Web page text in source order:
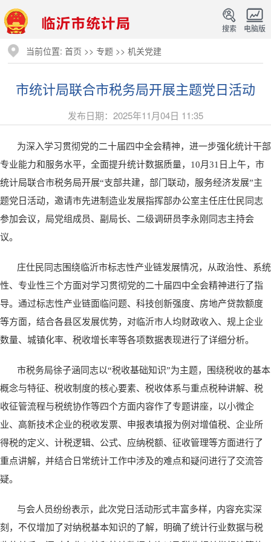
电脑版
搜索
当前位置:首页 >>专题 >>机关党建
市统计局联合市税务局开展主题党日活动
发布日期：2025年11月04日 11:35
为深入学习贯彻党的二十届四中全会精神，进一步强化统计干部
专业能力和服务水平，全面提升统计数据质量，10月31日上午，市
统计局联合市税务局开展“支部共建，部门联动，服务经济发展”主
题党日活动，邀请市先进制造业发展指挥部办公室主任庄仕民同志
参加会议，局党组成员、副局长、二级调研员李永刚同志主持会
议。
庄仕民同志围绕临沂市标志性产业链发展情况，从政治性、系统
性、专业性三个方面对学习贯彻党的二十届四中全会精神进行了指
导。通过标志性产业链面临问题、科技创新强度、房地产贷款额度
等方面，结合各县区发展优势，对临沂市人均财政收入、规上企业
数量、城镇化率、税收增长率等各项数据表现进行了详细分析。
市税务局徐子涵同志以“税收基础知识”为主题，围绕税收的基本
概念与特征、税收制度的核心要素、税收体系与重点税种讲解、税
收征管流程与税统协作等四个方面内容作了专题讲座，以小微企
业、高新技术企业的税收发票、申报表填报为例对增值税、企业所
得税的定义、计税逻辑、公式、应纳税额、征收管理等方面进行了
重点讲解，并结合日常统计工作中涉及的难点和疑问进行了交流答
疑。
与会人员纷纷表示，此次党日活动形式丰富多样，内容充实深
刻，不仅增加了对纳税基本知识的了解，明确了统计行业数据与税